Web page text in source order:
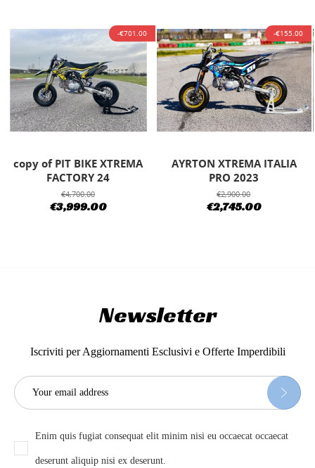
-€701.00
copy of PIT BIKE XTREMA
FACTORY 24
€4,700.00
€3,999.00
-€155.00
AYRTON XTREMA ITALIA
PRO 2023
€2,900.00
€2,745.00
Newsletter
Iscriviti per Aggiornamenti Esclusivi e Offerte Imperdibili
Enim quis fugiat consequat elit minim nisi eu occaecat occaecat
deserunt aliquip nisi ex deserunt.